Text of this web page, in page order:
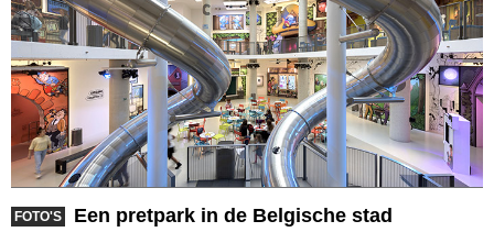
FOTO'S
Een pretpark in de Belgische stad